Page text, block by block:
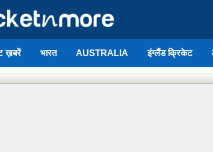
ख़बरें भारत AUSTRALIA इंग्लैंड क्रिकेट